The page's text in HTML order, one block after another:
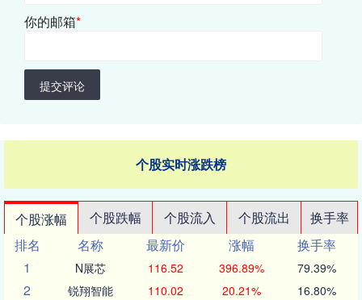
你的邮箱*
提交评论
个股实时涨跌榜
个股涨幅 个股跌幅 个股流入 个股流出
换手率
排名
名称 最新价 涨幅
换手率
1
N展芯 116.52 396.89% 79.39%
2 锐翔智能 110.02 20.21% 16.80%